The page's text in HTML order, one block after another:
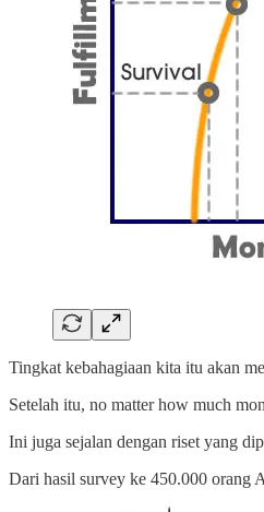
Tingkat kebahagiaan kita itu akan
Setelah itu, no matter how much
Ini juga sejalan dengan riset yang
Dari hasil survey ke 450.000 orang